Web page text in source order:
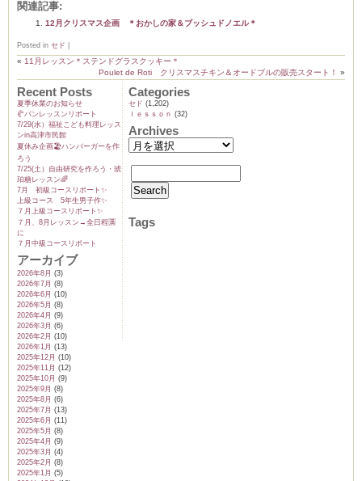
関連記事:
12月クリスマス企画 ＊おかしの家＆ブッシュドノエル＊
Posted in セド
« 11月レッスン＊ステンドグラスクッキー＊
Poulet de Roti クリスマスチキン＆オードブルの販売スタート！
»
Recent Posts
夏季休業のお知らせ
🥐パンレッスンリポート
7/29(水）福祉こども料理レッス
ンin高津市民館
夏休み企画🏖️ハンバーガーを作
ろう
7/25(土）自由研究を作ろう・琥
珀糖レッスン🌈
7月 初級コースリポート✨️
上級コース 5年生男子作✨️
７月上級コースリポート✨️
７月、8月レッスン→全日程🈵
に
７月中級コースリポート
アーカイブ
2026年8月 (3)
2026年7月 (8)
2026年6月 (10)
2026年5月 (8)
2026年4月 (9)
2026年3月 (6)
2026年2月 (10)
2026年1月 (13)
2025年12月 (10)
2025年11月 (12)
2025年10月 (9)
2025年9月 (8)
2025年8月 (6)
2025年7月 (13)
2025年6月 (11)
2025年5月 (8)
2025年4月 (9)
2025年3月 (4)
2025年2月 (8)
2025年1月 (5)
Categories
セド (1,202)
ｌｅｓｓｏｎ (32)
Archives
Tags